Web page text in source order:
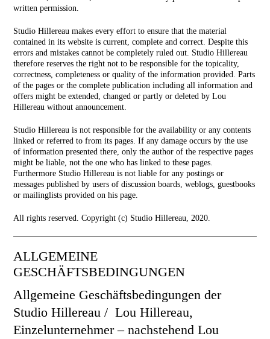
written permission.
Studio Hillereau makes every effort to ensure that the material
contained in its website is current, complete and correct. Despite this
errors and mistakes cannot be completely ruled out. Studio Hillereau
therefore reserves the right not to be responsible for the topicality,
correctness, completeness or quality of the information provided. Parts
of the pages or the complete publication including all information and
offers might be extended, changed or partly or deleted by Lou
Hillereau without announcement.
Studio Hillereau is not responsible for the availability or any contents
linked or referred to from its pages. If any damage occurs by the use
of information presented there, only the author of the respective pages
might be liable, not the one who has linked to these pages.
Furthermore Studio Hillereau is not liable for any postings or
messages published by users of discussion boards, weblogs, guestbooks
or mailinglists provided on his page.
All rights reserved. Copyright (c) Studio Hillereau, 2020.
ALLGEMEINE
GESCHÄFTSBEDINGUNGEN
Allgemeine Geschäftsbedingungen der
Studio Hillereau / Lou Hillereau,
Einzelunternehmer – nachstehend Lou